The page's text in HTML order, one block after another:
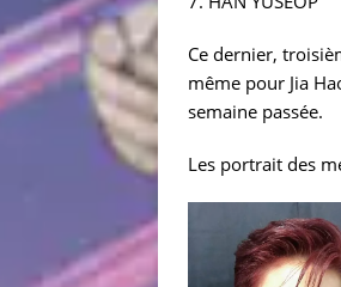
Ce dernier,
même pour Jia
semaine passée.
Les portrait des